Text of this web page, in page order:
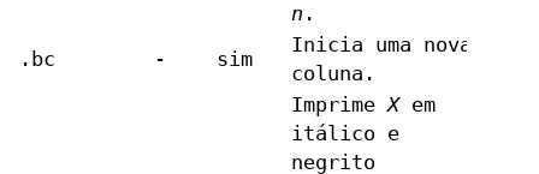
n .
.bc
- sim
Inicia uma nova
coluna.
Imprime Xem
itálico e
negrito